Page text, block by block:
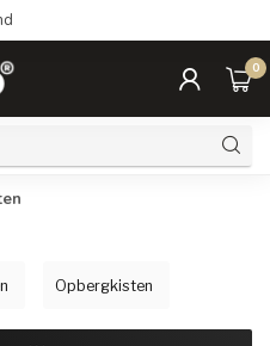
0
Opbergkisten